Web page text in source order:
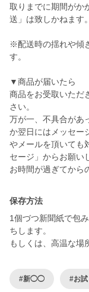
取りまでに期間がか
送」は致しかねます。
※配送時の揺れや傾
す。
▼商品が届いたら
商品をお受取いただ
さい。
万が一、不具合があ
か翌日にはメッセー
やメールを頂いても
セージ」からお願い
保存方法
1個づつ新聞紙で包
ちします。
もしくは、高温な場
#新◯◯ #お